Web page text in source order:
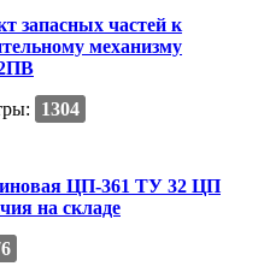
запасных частей к
механизму
1304
ЦП-361 ТУ 32 ЦП
на складе